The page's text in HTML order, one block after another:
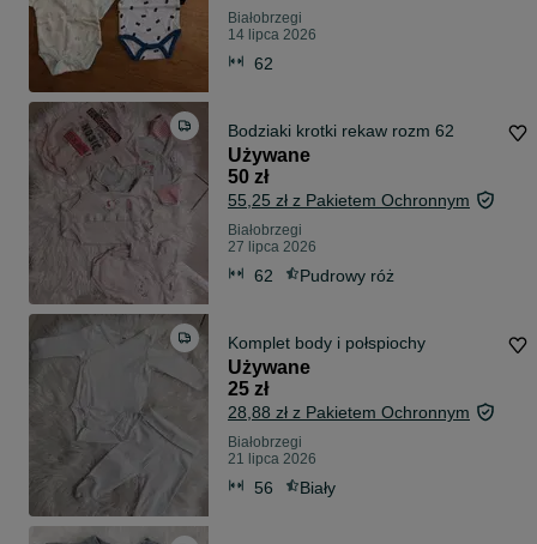
Białobrzegi
14 lipca 2026
62
Bodziaki krotki rekaw rozm 62
Używane
50 zł
55,25 zł z Pakietem Ochronnym
Białobrzegi
27 lipca 2026
62 Pudrowy róż
Komplet body i połspiochy
Używane
25 zł
28,88 zł z Pakietem Ochronnym
Białobrzegi
21 lipca 2026
56 Biały